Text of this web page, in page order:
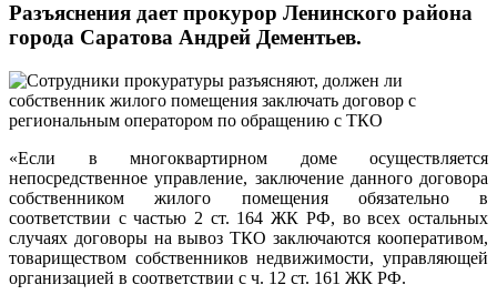
Разъяснения дает прокурор Ленинского района
города Саратова Андрей Дементьев.
«Если в многоквартирном доме осуществляется
непосредственное управление, заключение данного договора
собственником жилого помещения обязательно в
соответствии с частью 2 ст. 164 ЖК РФ, во всех остальных
случаях договоры на вывоз ТКО заключаются кооперативом,
товариществом собственников недвижимости, управляющей
организацией в соответствии с ч. 12 ст. 161 ЖК РФ.